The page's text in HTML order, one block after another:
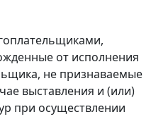
от исполнения
не признаваемые
выставления и (или)
при осуществлении